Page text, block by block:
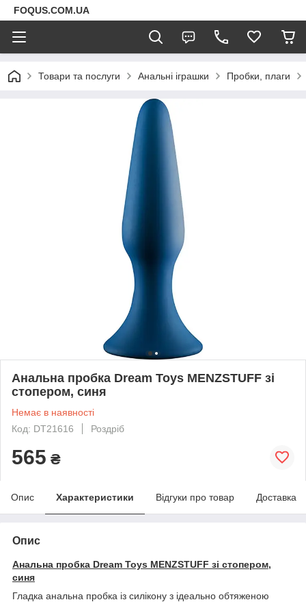
FOQUS.COM.UA
Товари та послуги Анальні іграшки Пробки, плаги
Анальна пробка Dream Toys MENZSTUFF зі
стопером, синя
Немає в наявності
Код: DT21616
Роздріб
565 ₴
Опис Характеристики Відгуки про товар Доставка
Опис
Анальна пробка Dream Toys MENZSTUFF зі стопером,
синя
Гладка анальна пробка із силікону з ідеально обтяженою